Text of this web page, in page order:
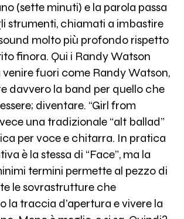
(sette minuti) e la parola passa
strumenti, chiamati a imbastire
molto più profondo rispetto
finora. Qui i Randy Watson
fuori come Randy Watson,
davvero la band per quello che
diventare. “Girl from
una tradizionale “alt ballad”
per voce e chitarra. In pratica
è la stessa di “Face”, ma la
termini permette al pezzo di
le sovrastrutture che
la traccia d’apertura e vivere la